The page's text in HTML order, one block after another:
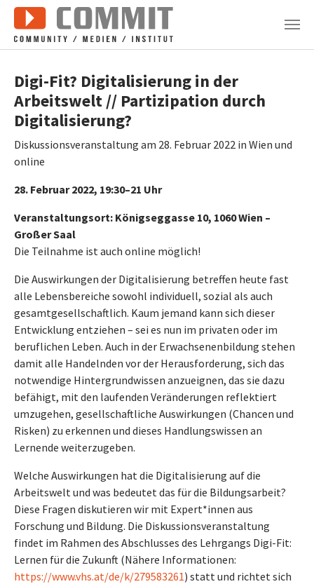
Zum Hauptinhalt springen
Digi-Fit? Digitalisierung in der
Arbeitswelt // Partizipation durch
Digitalisierung?
Diskussionsveranstaltung am 28. Februar 2022 in Wien und
online
28. Februar 2022, 19:30–21 Uhr
Veranstaltungsort: Königseggasse 10, 1060 Wien –
Großer Saal
Die Teilnahme ist auch online möglich!
Die Auswirkungen der Digitalisierung betreffen heute fast
alle Lebensbereiche sowohl individuell, sozial als auch
gesamtgesellschaftlich. Kaum jemand kann sich dieser
Entwicklung entziehen – sei es nun im privaten oder im
beruflichen Leben. Auch in der Erwachsenenbildung stehen
damit alle Handelnden vor der Herausforderung, sich das
notwendige Hintergrundwissen anzueignen, das sie dazu
befähigt, mit den laufenden Veränderungen reflektiert
umzugehen, gesellschaftliche Auswirkungen (Chancen und
Risken) zu erkennen und dieses Handlungswissen an
Lernende weiterzugeben.
Welche Auswirkungen hat die Digitalisierung auf die
Arbeitswelt und was bedeutet das für die Bildungsarbeit?
Diese Fragen diskutieren wir mit Expert*innen aus
Forschung und Bildung. Die Diskussionsveranstaltung
findet im Rahmen des Abschlusses des Lehrgangs Digi-Fit:
Lernen für die Zukunft (Nähere Informationen:
https://www.vhs.at/de/k/279583261) statt und richtet sich